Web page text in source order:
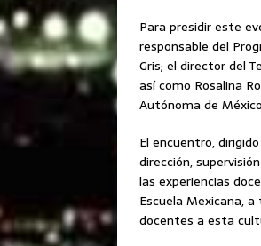
Para presidir este
responsable del
Gris; el director del
así como Rosalina
Autónoma de
El encuentro,
dirección,
las experiencias
Escuela Mexicana,
docentes a esta